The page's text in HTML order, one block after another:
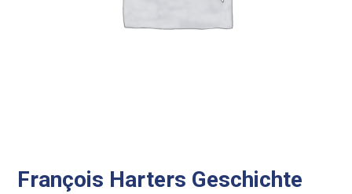
François Harters Geschichte